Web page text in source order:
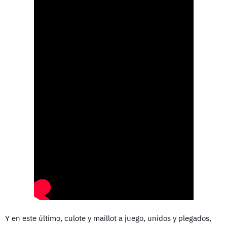
Y en este último, culote y maillot a juego, unidos y plegados,